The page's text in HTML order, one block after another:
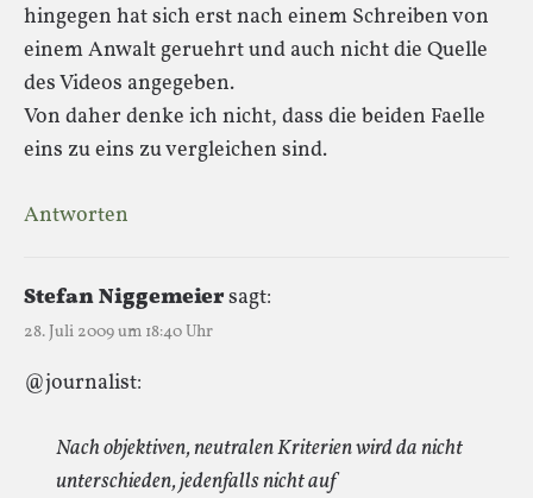
hingegen hat sich erst nach einem Schreiben von
einem Anwalt geruehrt und auch nicht die Quelle
des Videos angegeben.
Von daher denke ich nicht, dass die beiden Faelle
eins zu eins zu vergleichen sind.
Antworten
Stefan Niggemeiersagt:
28. Juli 2009 um 18:40 Uhr
@journalist:
Nach objektiven, neutralen Kriterien wird da nicht
unterschieden, jedenfalls nicht auf